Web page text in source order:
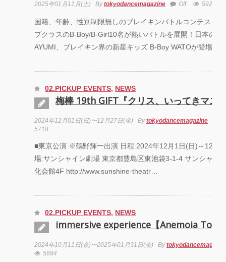
2025年01月11月(土) Bytokyodancemagazine Off 5923
国籍、年齢、性別制限無しのブレイキンバトルコンテスト
プクラスのB-Boy/B-Girl10名が熱いバトルを展開！日本のエ
AYUMI、ブレイキン界の新星キッズ B-Boy WATOが登場！
02.PICKUP EVENTS, NEWS
梅棒 19th GIFT『クリス、いってきマス
2024年12月01日(日)〜12月27日(金) Bytokyodancemagazine
5718
■東京公演 ※鶴野輝一出演 日程:2024年12月1日(日)～12月
場:サンシャイン劇場 東京都豊島区東池袋3-1-4 サンシャイ
化会館4F http://www.sunshine-theatr…
02.PICKUP EVENTS, NEWS
immersive experience【Anemoia
2024年10月11日(金)〜2025年01月31日(金) By
5694